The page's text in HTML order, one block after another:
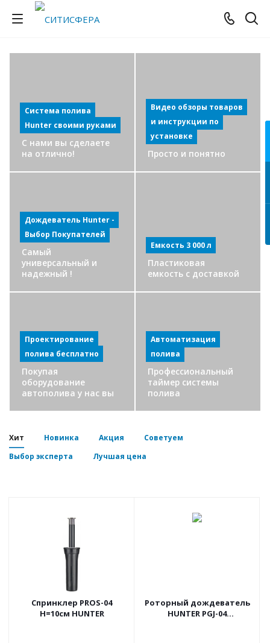
Система полива
Hunter своими руками
С нами вы сделаете
на отлично!
Видео обзоры товаров
и инструкции по
установке
Просто и понятно
Дождеватель Hunter -
Выбор Покупателей
Самый
универсальный и
надежный !
Емкость 3 000 л
Пластиковая
емкость с доставкой
Проектирование
полива бесплатно
Покупая
оборудование
автополива у нас вы
Автоматизация
полива
Профессиональный
таймер системы
полива
Хит Новинка Акция
Советуем
Выбор эксперта
Лучшая цена
Спринклер PROS-04
Н=10см HUNTER
Роторный дождеватель
HUNTER PGJ-04